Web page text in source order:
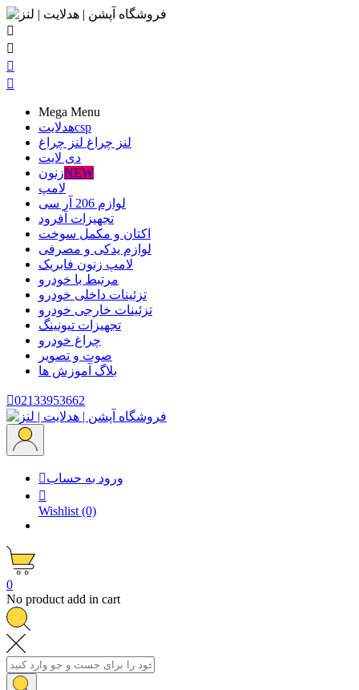




Mega Menu
هدلایتcsp
لنز چراغ لنز چراغ
دی لایت
زنونNEW
لامپ
لوازم 206 آر سی
تجهیزات آفرود
اکتان و مکمل سوخت
لوازم یدکی و مصرفی
لامپ زنون فابریک
مرتبط با خودرو
تزئینات داخلی خودرو
تزئینات خارجی خودرو
تجهیزات تیونینگ
چراغ خودرو
صوت و تصویر
بلاگ آموزش ها
02133953662
ورود به حساب

Wishlist (0)
0
No product add in cart